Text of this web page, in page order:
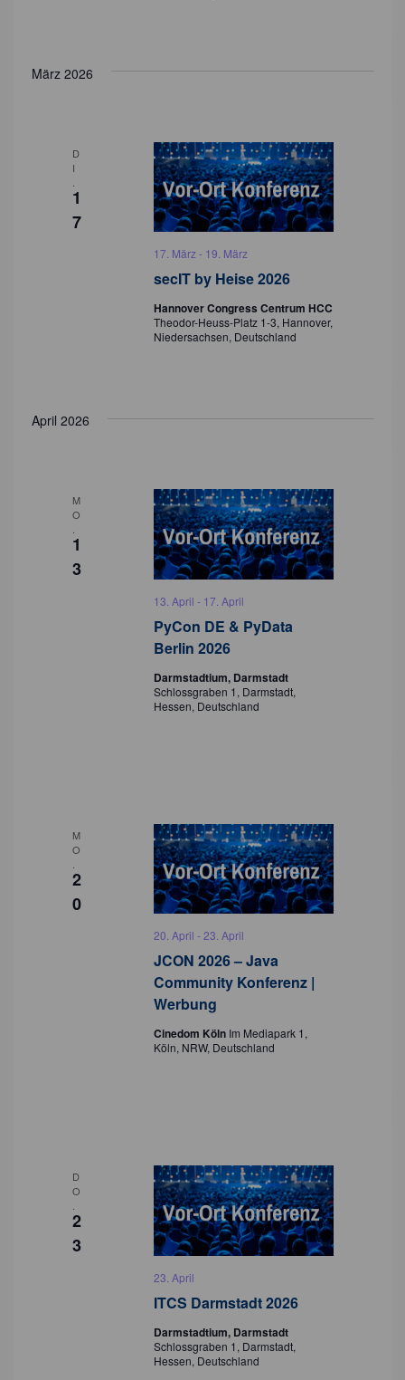
März 2026
D
I
1
7
secIT by Heise 2026
17. März- 19. März
Hannover Congress Centrum HCC
Theodor-Heuss-Platz 1-3, Hannover,
Niedersachsen, Deutschland
April 2026
M
O
1
3
PyCon DE & PyData
Berlin 2026
13. April - 17. April
Darmstadtium, Darmstadt
Schlossgraben 1, Darmstadt,
Hessen, Deutschland
M
O
2
0
JCON 2026 – Java
Community Konferenz |
Werbung
20. April -23. April
Cinedom Köln Im Mediapark 1,
Köln, NRW, Deutschland
D
O
2
3
ITCS Darmstadt 2026
23. April
Darmstadtium, Darmstadt
Schlossgraben 1, Darmstadt,
Hessen, Deutschland